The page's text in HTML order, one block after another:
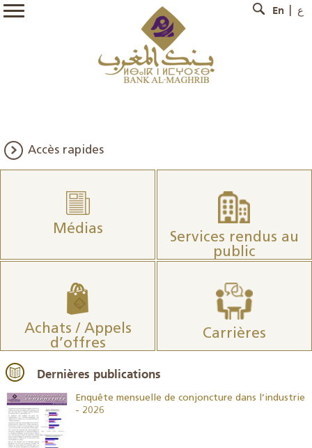
En ع
Accès rapides
Médias
Services rendus au
public
Achats / Appels
d’offres
Carrières
Dernières publications
Enquête mensuelle de conjoncture dans l’industrie
- 2026